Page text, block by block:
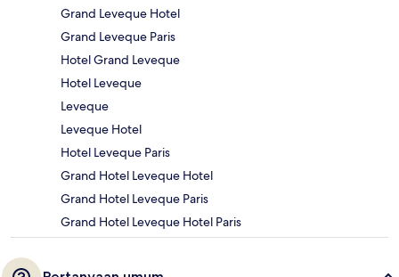
Grand Leveque Hotel
Grand Leveque Paris
Hotel Grand Leveque
Hotel Leveque
Leveque
Leveque Hotel
Hotel Leveque Paris
Grand Hotel Leveque Hotel
Grand Hotel Leveque Paris
Grand Hotel Leveque Hotel Paris